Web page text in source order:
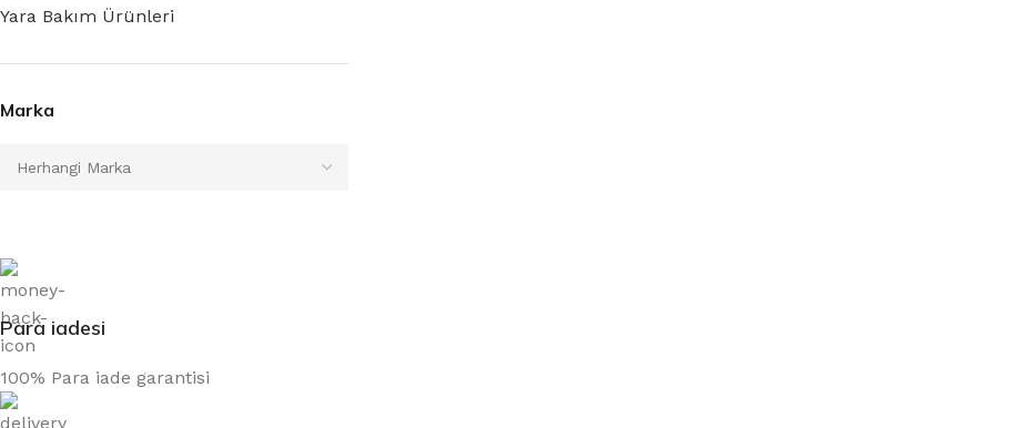
Yara Bakım Ürünleri
Marka
Para iadesi
100% Para iade garantisi